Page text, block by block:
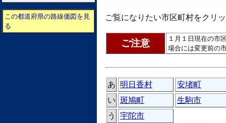
この都道府県の路線価図を見
る
ご覧になりたい市区町村をクリ
ご注意
１月１日現在の市
場合には変更前の
あ 明日香村
安堵町
い 斑鳩町
生駒市
う
宇陀市